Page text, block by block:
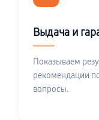
Выдача и
Показываем
рекомендации
вопросы.